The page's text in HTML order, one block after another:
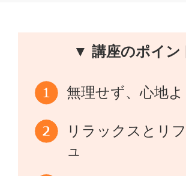
▼ 講座のポイン
無理せず、心地よ
リラックスとリ
ュ